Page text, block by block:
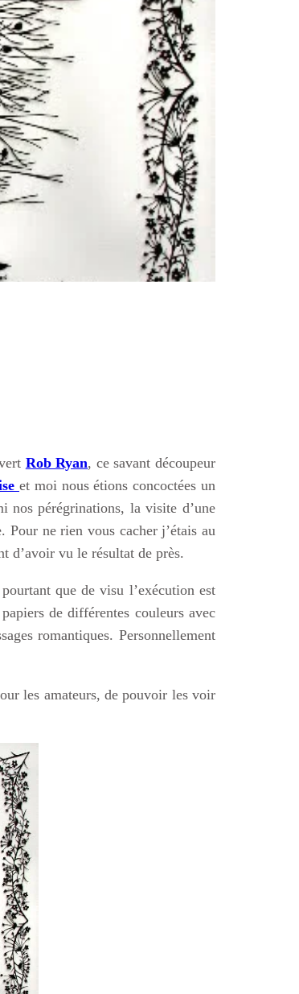
Rob Ryan, ce savant découpeur
et moi nous étions concoctées un
nos pérégrinations, la visite d’une
ne rien vous cacher j’étais au
d’avoir vu le résultat de près.
que de visu l’exécution est
de différentes couleurs avec
romantiques. Personnellement
les amateurs, de pouvoir les voir